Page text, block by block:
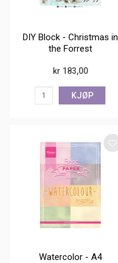
DIY Block - Christmas in
the Forrest
kr 183,00
KJØP
Watercolor - A4